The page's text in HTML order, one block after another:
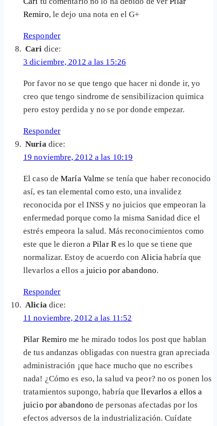
Remiro, le dejo una nota en el G+
Responder
Cari dice:
3 diciembre, 2012 a las 15:26
Por favor no se que tengo que hacer ni donde ir, yo
creo que tengo sindrome de sensibilizacion quimica
pero estoy perdida y no se por donde empezar.
Responder
Nuria dice:
19 noviembre, 2012 a las 10:19
El caso deMaría Valme se tenía que haber reconocido
así, es tan elemental como esto, una invalidez
reconocida por el INSS y no juicios que empeoran la
enfermedad porque como la misma Sanidad dice el
estrés empeora la salud. Más reconocimientos como
este que le dieron aPilar Res lo que se tiene que
normalizar. Estoy de acuerdo conAliciahabría que
llevarlos a ellos ajuicio por abandono.
Responder
Alicia dice:
11 noviembre, 2012 a las 11:52
Pilar Remiro me he mirado todos los post que hablan
de tus andanzas obligadas con nuestra gran apreciada
administración ¡que hace mucho que no escribes
nada! ¿Cómo es eso, la salud va peor? no os ponen los
tratamientos supongo, habría quellevarlos a ellos a
juicio por abandono de personas afectadas por los
efectos adversos de la industrialización. Cuídate